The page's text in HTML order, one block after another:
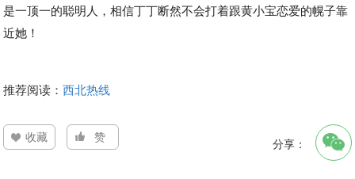
是一顶一的聪明人，相信丁丁断然不会打着跟黄小宝恋爱的幌子靠
近她！
推荐阅读：西北热线
收藏 赞 分享：